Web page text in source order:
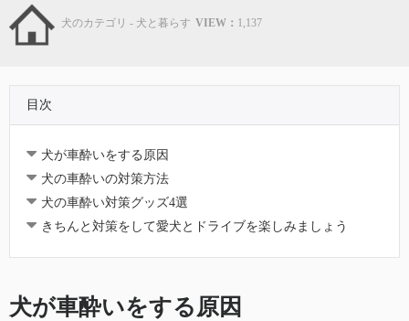
犬のカテゴリ - 犬と暮らす VIEW： 1,137
目次
犬が車酔いをする原因
犬の車酔いの対策方法
犬の車酔い対策グッズ4選
きちんと対策をして愛犬とドライブを楽しみましょう
犬が車酔いをする原因